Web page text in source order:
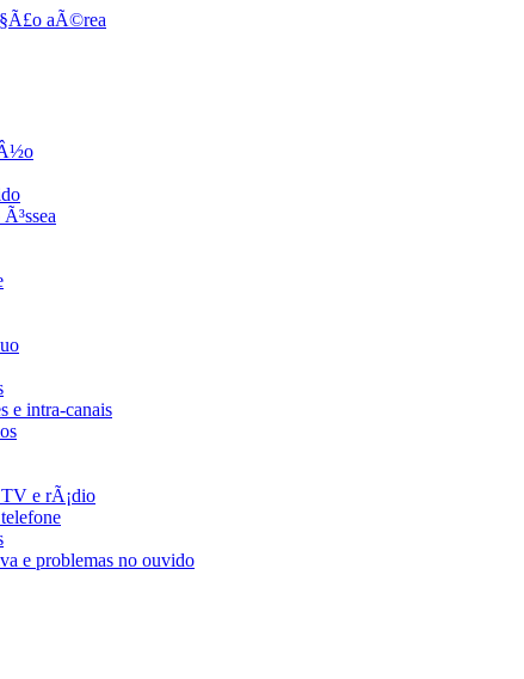
aÃ©rea
e intra-canais
e rÃ¡dio
e problemas no ouvido